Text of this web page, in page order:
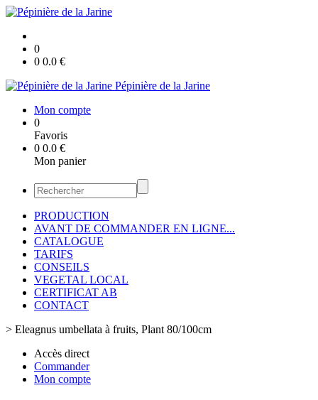
0
0 0.0 €
Pépinière de la Jarine
Mon compte
0
Favoris
0 0.0 €
Mon panier
PRODUCTION
AVANT DE COMMANDER EN LIGNE...
CATALOGUE
TARIFS
CONSEILS
VEGETAL LOCAL
CERTIFICAT AB
CONTACT
> Eleagnus umbellata à fruits, Plant 80/100cm
Accès direct
Commander
Mon compte